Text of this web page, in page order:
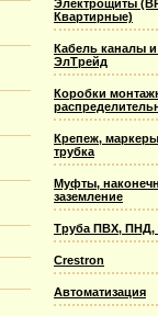
Электрощиты
Квартирные)
Кабель каналы
ЭлТрейд
Коробки
Крепеж,
трубка
Муфты,
заземление
Труба ПВХ, ПНД,
Crestron
Автоматизация